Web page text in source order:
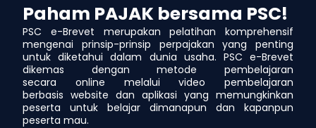
Paham PAJAK bersama PSC!
PSC e-Brevet merupakan pelatihan komprehensif
mengenai prinsip-prinsip perpajakan yang penting
untuk diketahui dalam dunia usaha. PSC e-Brevet
dikemas dengan metode pembelajaran
secara online melalui video pembelajaran
berbasis website dan aplikasi yang memungkinkan
peserta untuk belajar dimanapun dan kapanpun
peserta mau.